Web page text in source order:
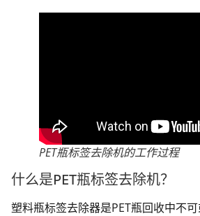
PET瓶标签去除机的工作过程
什么是PET瓶标签去除机？
塑料瓶标签去除器是PET瓶回收中不